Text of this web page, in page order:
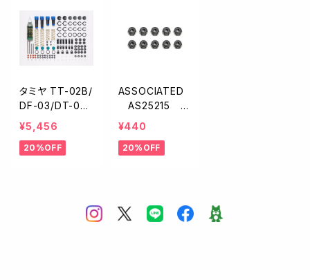
タミヤ TT-02B/
DF-03/DT-04
アルミダンパー
セット54993
¥5,456
20%OFF
ASSOCIATED
AS25215 M
3ナイロンロック
ル/ブラック/10ケ
¥440
20%OFF